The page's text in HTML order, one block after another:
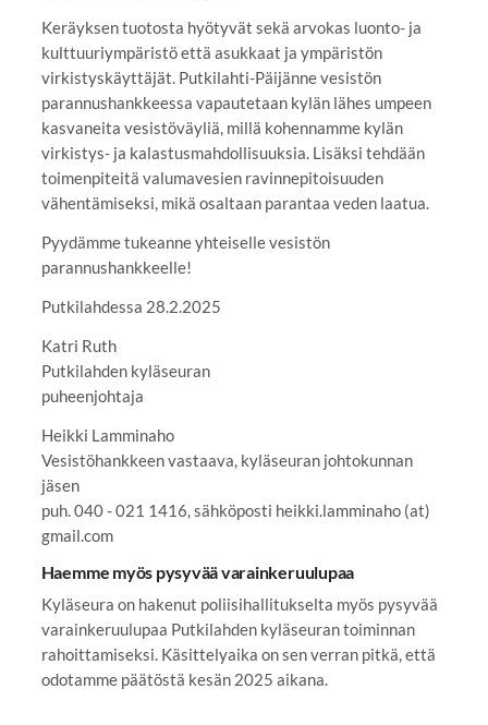
Keräyksen tuotosta hyötyvät sekä arvokas luonto- ja
kulttuuriympäristö että asukkaat ja ympäristön
virkistyskäyttäjät. Putkilahti-Päijänne vesistön
parannushankkeessa vapautetaan kylän lähes umpeen
kasvaneita vesistöväyliä, millä kohennamme kylän
virkistys- ja kalastusmahdollisuuksia. Lisäksi tehdään
toimenpiteitä valumavesien ravinnepitoisuuden
vähentämiseksi, mikä osaltaan parantaa veden laatua.
Pyydämme tukeanne yhteiselle vesistön
parannushankkeelle!
Putkilahdessa 28.2.2025
Katri Ruth
Putkilahden kyläseuran
puheenjohtaja
Heikki Lamminaho
Vesistöhankkeen vastaava, kyläseuran johtokunnan
jäsen
puh. 040 - 021 1416, sähköposti heikki.lamminaho (at)
gmail.com
Haemme myös pysyvää varainkeruulupaa
Kyläseura on hakenut poliisihallitukselta myös pysyvää
varainkeruulupaa Putkilahden kyläseuran toiminnan
rahoittamiseksi. Käsittelyaika on sen verran pitkä, että
odotamme päätöstä kesän 2025 aikana.